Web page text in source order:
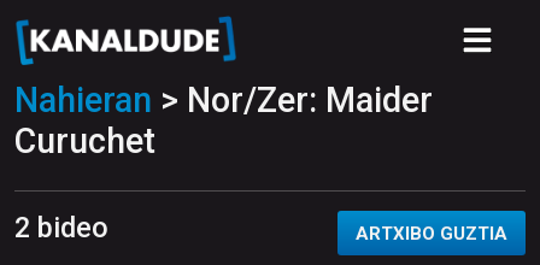
Nahieran > Nor/Zer: Maider
Curuchet
2 bideo ARTXIBO GUZTIA